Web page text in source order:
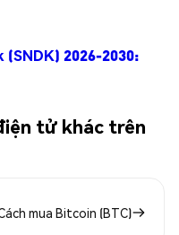
2026-2030:
tử khác trên
mua Bitcoin (BTC)